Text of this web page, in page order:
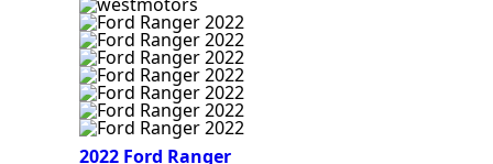
2022 Ford Ranger